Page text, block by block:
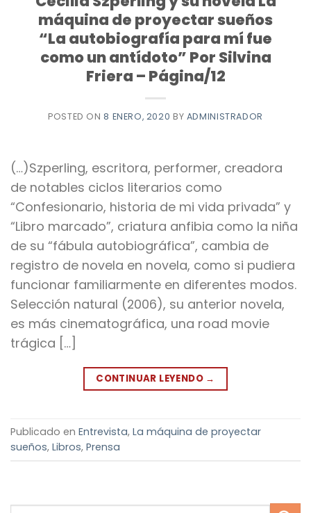
máquina de proyectar sueños
“La autobiografía para mí fue
como un antídoto” Por Silvina
Friera – Página/12
POSTED ON8 ENERO, 2020 BY ADMINISTRADOR
(…)Szperling, escritora, performer, creadora
de notables ciclos literarios como
“Confesionario, historia de mi vida privada” y
“Libro marcado”, criatura anfibia como la niña
de su “fábula autobiográfica”, cambia de
registro de novela en novela, como si pudiera
funcionar familiarmente en diferentes modos.
Selección natural (2006), su anterior novela,
es más cinematográfica, una road movie
trágica […]
CONTINUAR LEYENDO →
Publicado en Entrevista, La máquina de proyectar
sueños, Libros, Prensa